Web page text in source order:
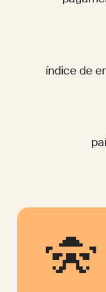
índice de